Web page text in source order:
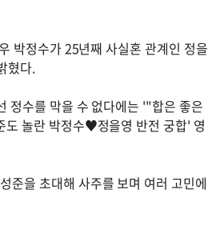
박정수가 25년째 사실혼 관계인 정을
혔다.
정수를 막을 수 없다에는 '"합은 좋은
도 놀란 박정수♥정을영 반전 궁합' 영
준을 초대해 사주를 보며 여러 고민에